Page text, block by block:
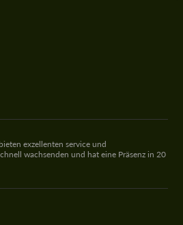
exzellenten service und
wachsenden und hat eine Präsenz in 20